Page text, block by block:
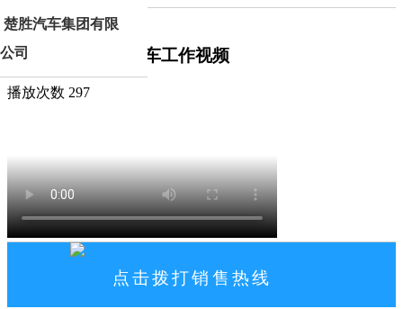
楚胜汽车集团有限
公司
分类查看<视频中心
东风途逸物料粉碎车工作视频
播放次数 297
点击拨打销售热线